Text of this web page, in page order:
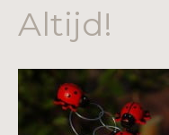
Altijd!